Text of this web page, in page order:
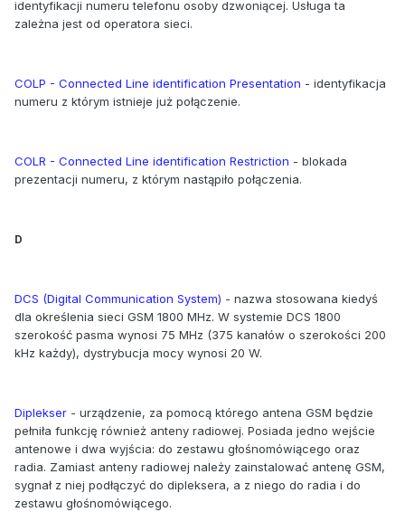
identyfikacji numeru telefonu osoby dzwoniącej. Usługa ta
zależna jest od operatora sieci.
COLP - Connected Line identification Presentation - identyfikacja
numeru z którym istnieje już połączenie.
COLR - Connected Line identification Restriction - blokada
prezentacji numeru, z którym nastąpiło połączenia.
D
DCS (Digital Communication System) - nazwa stosowana kiedyś
dla określenia sieci GSM 1800 MHz. W systemie DCS 1800
szerokość pasma wynosi 75 MHz (375 kanałów o szerokości 200
kHz każdy), dystrybucja mocy wynosi 20 W.
Diplekser - urządzenie, za pomocą którego antena GSM będzie
pełniła funkcję również anteny radiowej. Posiada jedno wejście
antenowe i dwa wyjścia: do zestawu głośnomówiącego oraz
radia. Zamiast anteny radiowej należy zainstalować antenę GSM,
sygnał z niej podłączyć do dipleksera, a z niego do radia i do
zestawu głośnomówiącego.